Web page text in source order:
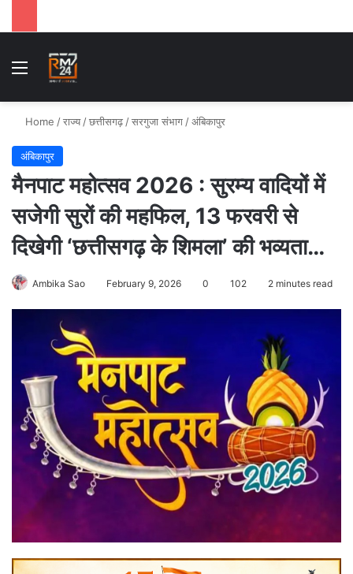
Menu
Home /राज्य /छत्तीसगढ़ /सरगुजा संभाग /अंबिकापुर
अंबिकापुर
मैनपाट महोत्सव 2026 : सुरम्य वादियों में
सजेगी सुरों की महफिल, 13 फरवरी से
दिखेगी ‘छत्तीसगढ़ के शिमला’ की भव्यता…
Ambika Sao February 9, 2026 0 102 2 minutes read